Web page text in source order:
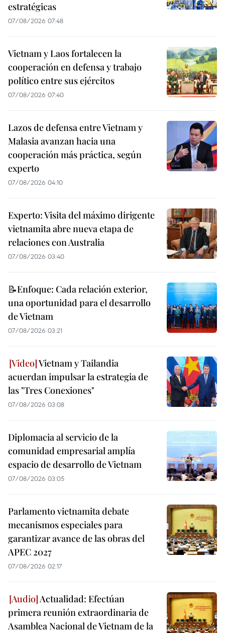
estratégicas
07/08/2026 07:48
Vietnam y Laos fortalecen la
cooperación en defensa y trabajo
político entre sus ejércitos
07/08/2026 07:40
Lazos de defensa entre Vietnam y
Malasia avanzan hacia una
cooperación más práctica, según
experto
07/08/2026 04:10
Experto: Visita del máximo dirigente
vietnamita abre nueva etapa de
relaciones con Australia
07/08/2026 03:40
📝Enfoque: Cada relación exterior,
una oportunidad para el desarrollo
de Vietnam
07/08/2026 03:21
Vietnam y Tailandia
acuerdan impulsar la estrategia de
las "Tres Conexiones"
07/08/2026 03:08
Diplomacia al servicio de la
comunidad empresarial amplía
espacio de desarrollo de Vietnam
07/08/2026 03:05
Parlamento vietnamita debate
mecanismos especiales para
garantizar avance de las obras del
APEC 2027
07/08/2026 02:17
Actualidad: Efectúan
primera reunión extraordinaria de
Asamblea Nacional de Vietnam de la